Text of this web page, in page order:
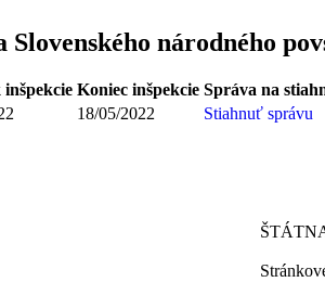
Slovenského národného
Koniec inšpekcie Správa na
18/05/2022 Stiahnuť správu